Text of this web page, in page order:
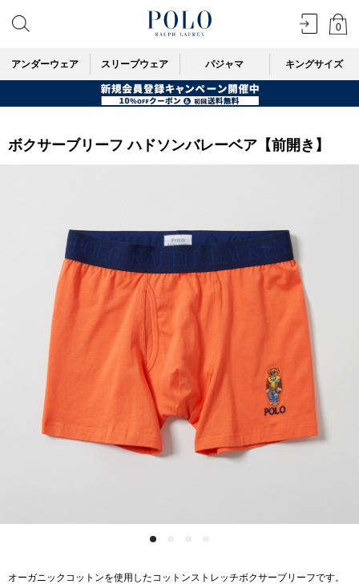
0
アンダーウェア スリープウェア パジャマ キングサイズ
ボクサーブリーフ ハドソンバレーベア【前開き】
オーガニックコットンを使用したコットンストレッチボクサーブリーフです。